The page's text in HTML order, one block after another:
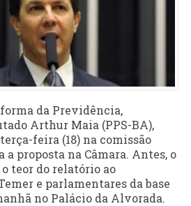
da Previdência,
Arthur Maia (PPS-BA),
feira (18) na comissão
a proposta na Câmara. Antes, o
teor do relatório ao
e parlamentares da base
no Palácio da Alvorada.